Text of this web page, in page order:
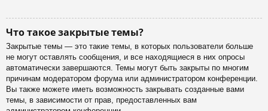
Что такое закрытые темы?
Закрытые темы — это такие темы, в которых пользователи больше
не могут оставлять сообщения, и все находящиеся в них опросы
автоматически завершаются. Темы могут быть закрыты по многим
причинам модератором форума или администратором конференции.
Вы также можете иметь возможность закрывать созданные вами
темы, в зависимости от прав, предоставленных вам